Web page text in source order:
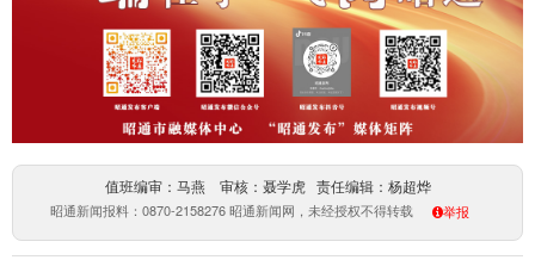
值班编审：马燕 审核：聂学虎 责任编辑：杨超烨
昭通新闻报料：0870-2158276 昭通新闻网，未经授权不得转载 举报